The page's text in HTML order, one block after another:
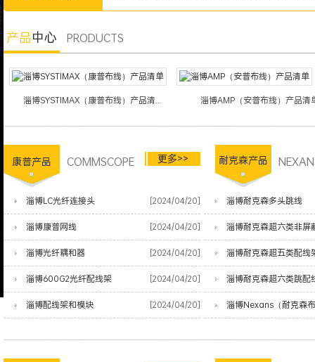
产品中心 PRODUCTS
淄博SYSTIMAX（康普布线）产品清... 淄博AMP（安普布线）产品清
康普产品 COMMSCOPE 更多>>
淄博LC光纤连接头 [2024/04/20]
淄博康普网线 [2024/04/20]
淄博光纤耦和器 [2024/04/20]
淄博600G2光纤配线架 [2024/04/20]
淄博配线架和模块 [2024/04/20]
耐克森产品
淄博耐克森多头跳线
淄博耐克森超六类非屏
淄博耐克森超五类配线